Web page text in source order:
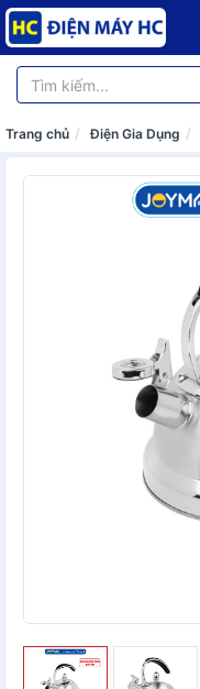
Trang chủ Điện Gia Dụng